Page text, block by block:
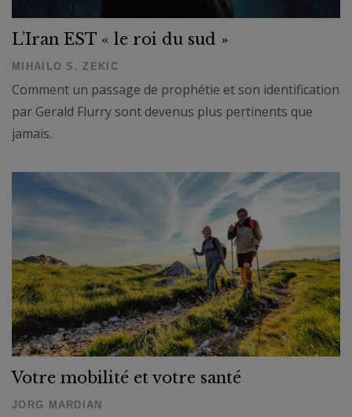
L’Iran EST « le roi du sud »
MIHAILO S. ZEKIC
Comment un passage de prophétie et son identification
par Gerald Flurry sont devenus plus pertinents que
jamais.
Votre mobilité et votre santé
JORG MARDIAN